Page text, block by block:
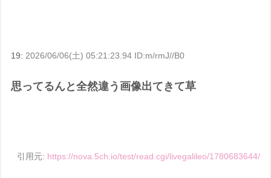
19: 2026/06/06(土) 05:21:23.94 ID:m/rmJ//B0
思ってるんと全然違う画像出てきて草
引用元: https://nova.5ch.io/test/read.cgi/livegalileo/1780683644/